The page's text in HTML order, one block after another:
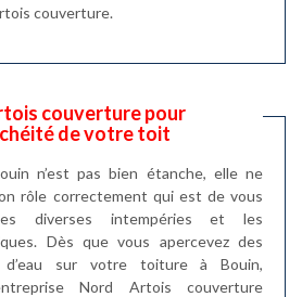
couverture.
couverture pour
de votre toit
n’est pas bien étanche, elle ne
rôle correctement qui est de vous
diverses intempéries et les
Dès que vous apercevez des
d’eau sur votre toiture à Bouin,
Nord Artois couverture